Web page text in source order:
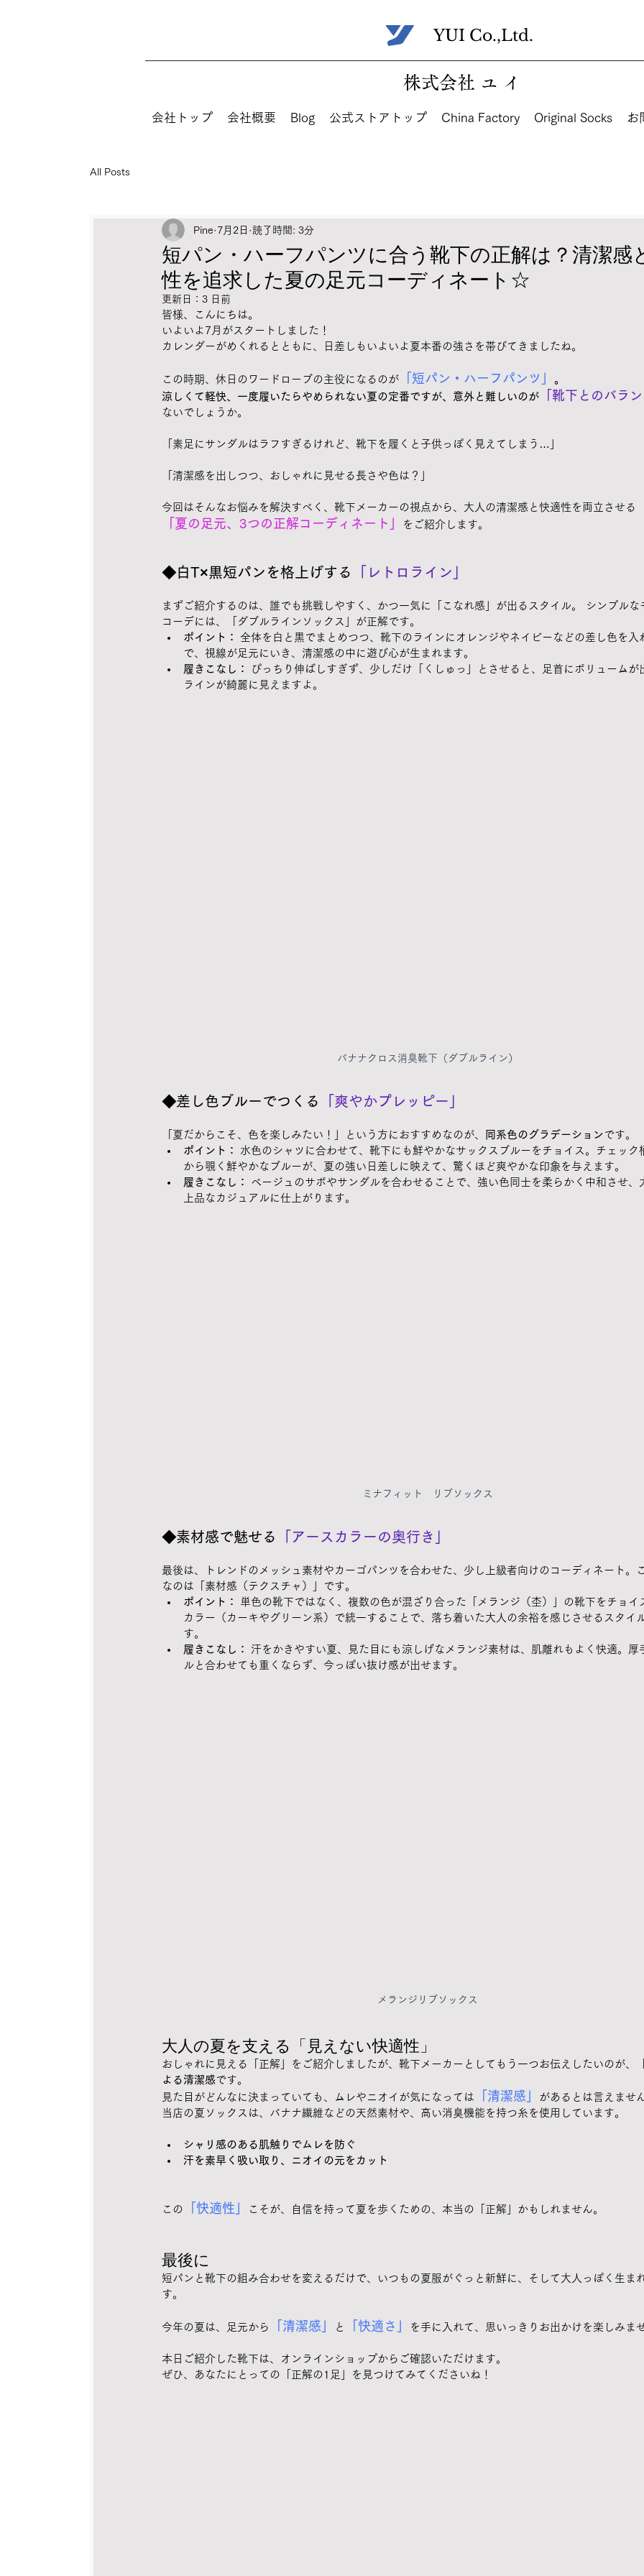
​YUI Co.,Ltd.
株式会社 ユ イ
会社トップ 会社概要 Blog 公式ストアトップ China Factory Original Socks お
All Posts
短パン・ハーフパンツに合う靴下の正解は？清潔感
性を追求した夏の足元コーディネート☆
Pine 7月2日 読了時間: 3分
更新日： 3 日前
皆様、こんにちは。
いよいよ7月がスタートしました！
カレンダーがめくれるとともに、日差しもいよいよ夏本番の強さを帯びてきましたね。
この時期、休日のワードローブの主役になるのが 「短パン・ハーフパンツ」
。
涼しくて軽快、一度履いたらやめられない夏の定番ですが、意外と難しいのが 「靴下とのバラン
ないでしょうか。
「素足にサンダルはラフすぎるけれど、靴下を履くと子供っぽく見えてしまう…」
「清潔感を出しつつ、おしゃれに見せる長さや色は？」
今回はそんなお悩みを解決すべく、靴下メーカーの視点から、大人の清潔感と快適性を両立させる
「夏の足元、3つの正解コーディネート」 をご紹介します。
◆白T×黒短パンを格上げする 「レトロライン」
まずご紹介するのは、誰でも挑戦しやすく、かつ一気に「こなれ感」が出るスタイル。 シンプルな
コーデには、「ダブルラインソックス」が正解です。
ポイント：
全体を白と黒でまとめつつ、靴下のラインにオレンジやネイビーなどの差し色を入
で、視線が足元にいき、清潔感の中に遊び心が生まれます。
履きこなし：
ぴっちり伸ばしすぎず、少しだけ「くしゅっ」とさせると、足首にボリュームが
ラインが綺麗に見えますよ。
バナナクロス消臭靴下（ダブルライン）
◆差し色ブルーでつくる 「爽やかプレッピー」
「夏だからこそ、色を楽しみたい！」という方におすすめなのが、 同系色のグラデーション です。
ポイント：
水色のシャツに合わせて、靴下にも鮮やかなサックスブルーをチョイス。チェック
から覗く鮮やかなブルーが、夏の強い日差しに映えて、驚くほど爽やかな印象を与えます。
履きこなし：
ベージュのサボやサンダルを合わせることで、強い色同士を柔らかく中和させ、
上品なカジュアルに仕上がります。
ミナフィット　リブソックス
◆素材感で魅せる 「アースカラーの奥行き」
最後は、トレンドのメッシュ素材やカーゴパンツを合わせた、少し上級者向けのコーディネート。
なのは「素材感（テクスチャ）」です。
ポイント：
単色の靴下ではなく、複数の色が混ざり合った「メランジ（杢）」の靴下をチョイ
カラー（カーキやグリーン系）で統一することで、落ち着いた大人の余裕を感じさせるスタイ
す。
履きこなし：
汗をかきやすい夏、見た目にも涼しげなメランジ素材は、肌離れもよく快適。厚
ルと合わせても重くならず、今っぽい抜け感が出せます。
メランジリブソックス
大人の夏を支える「見えない快適性」
おしゃれに見える「正解」をご紹介しましたが、靴下メーカーとしてもう一つお伝えしたいのが、
よる清潔感 です。
見た目がどんなに決まっていても、ムレやニオイが気になっては
「清潔感」
があるとは言えませ
当店の夏ソックスは、バナナ繊維などの天然素材や、高い消臭機能を持つ糸を使用しています。
シャリ感のある肌触りでムレを防ぐ
汗を素早く吸い取り、ニオイの元をカット
この 「快適性」 こそが、自信を持って夏を歩くための、本当の「正解」かもしれません。
最後に
短パンと靴下の組み合わせを変えるだけで、いつもの夏服がぐっと新鮮に、そして大人っぽく生ま
す。
今年の夏は、足元から 「清潔感」 と 「快適さ」 を手に入れて、思いっきりお出かけを楽しみま
本日ご紹介した靴下は、オンラインショップからご確認いただけます。
ぜひ、あなたにとっての「正解の1足」を見つけてみてくださいね！